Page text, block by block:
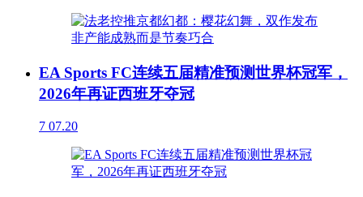
EA Sports FC连续五届精准预测世界杯冠军，
2026年再证西班牙夺冠
7 07.20